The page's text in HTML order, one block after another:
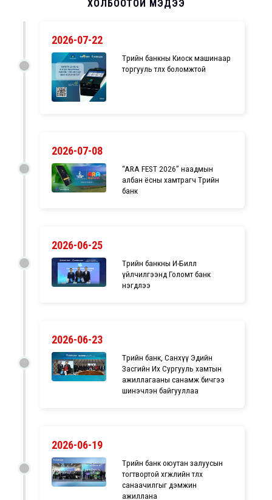
ХОЛБООТОЙ МЭДЭЭ
2026-07-22
Төрийн банкны Киоск машинаар
торгууль төлөх боломжтой
2026-07-08
“ARA FEST 2026” наадмын
албан ёсны хамтрагч Төрийн
банк
2026-06-25
Төрийн банкны И-Билл
үйлчилгээнд Голомт банк
нэгдлээ
2026-06-23
Төрийн банк, Санхүү Эдийн
Засгийн Их Сургууль хамтын
ажиллагааны санамж бичгээ
шинэчлэн байгууллаа
2026-06-19
Төрийн банк оюутан залуусын
тогтвортой хөгжлийн төлөөх
санаачилгыг дэмжин
ажиллана